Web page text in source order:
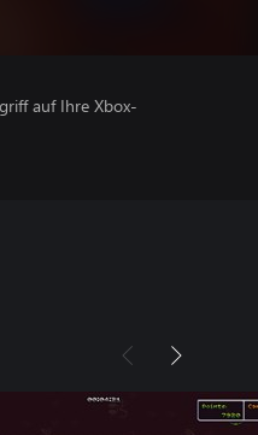
auf Ihre Xbox-